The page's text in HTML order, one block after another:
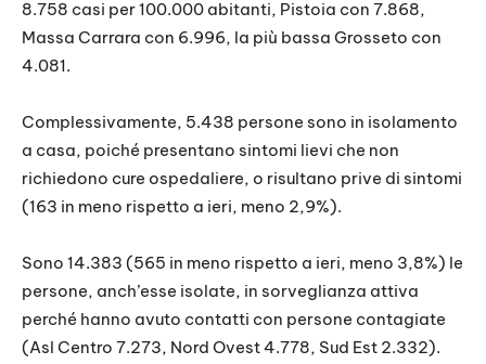
8.758 casi per 100.000 abitanti, Pistoia con 7.868,
Massa Carrara con 6.996, la più bassa Grosseto con
4.081.
Complessivamente, 5.438 persone sono in isolamento
a casa, poiché presentano sintomi lievi che non
richiedono cure ospedaliere, o risultano prive di sintomi
(163 in meno rispetto a ieri, meno 2,9%).
Sono 14.383 (565 in meno rispetto a ieri, meno 3,8%) le
persone, anch’esse isolate, in sorveglianza attiva
perché hanno avuto contatti con persone contagiate
(Asl Centro 7.273, Nord Ovest 4.778, Sud Est 2.332).